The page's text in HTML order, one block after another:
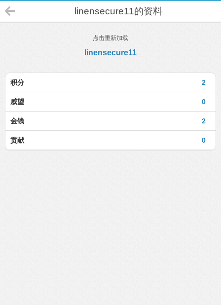
linensecure11的资料
点击重新加载
linensecure11
2
积分
0
威望
2
金钱
0
贡献